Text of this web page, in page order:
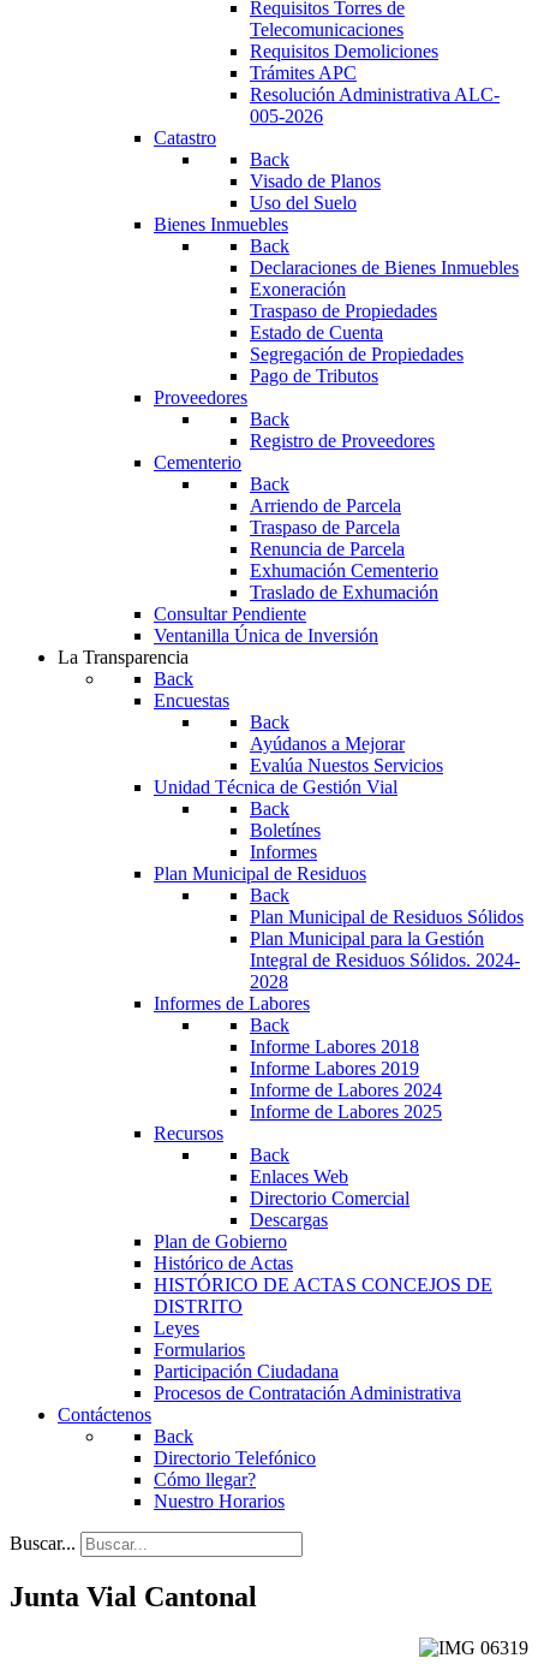
Requisitos Torres de
Telecomunicaciones
Requisitos Demoliciones
Trámites APC
Resolución Administrativa ALC-
005-2026
Catastro
Back
Visado de Planos
Uso del Suelo
Bienes Inmuebles
Back
Declaraciones de Bienes Inmuebles
Exoneración
Traspaso de Propiedades
Estado de Cuenta
Segregación de Propiedades
Pago de Tributos
Proveedores
Back
Registro de Proveedores
Cementerio
Back
Arriendo de Parcela
Traspaso de Parcela
Renuncia de Parcela
Exhumación Cementerio
Traslado de Exhumación
Consultar Pendiente
Ventanilla Única de Inversión
La Transparencia
Back
Encuestas
Back
Ayúdanos a Mejorar
Evalúa Nuestos Servicios
Unidad Técnica de Gestión Vial
Back
Boletínes
Informes
Plan Municipal de Residuos
Back
Plan Municipal de Residuos Sólidos
Plan Municipal para la Gestión
Integral de Residuos Sólidos. 2024-
2028
Informes de Labores
Back
Informe Labores 2018
Informe Labores 2019
Informe de Labores 2024
Informe de Labores 2025
Recursos
Back
Enlaces Web
Directorio Comercial
Descargas
Plan de Gobierno
Histórico de Actas
HISTÓRICO DE ACTAS CONCEJOS DE
DISTRITO
Leyes
Formularios
Participación Ciudadana
Procesos de Contratación Administrativa
Contáctenos
Back
Directorio Telefónico
Cómo llegar?
Nuestro Horarios
Buscar...
Junta Vial Cantonal